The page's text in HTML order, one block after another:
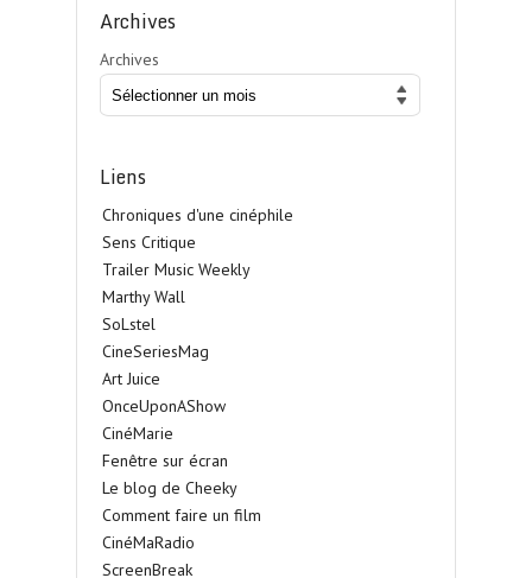
Archives
Archives
Liens
Chroniques d'une cinéphile
Sens Critique
Trailer Music Weekly
Marthy Wall
SoLstel
CineSeriesMag
Art Juice
OnceUponAShow
CinéMarie
Fenêtre sur écran
Le blog de Cheeky
Comment faire un film
CinéMaRadio
ScreenBreak